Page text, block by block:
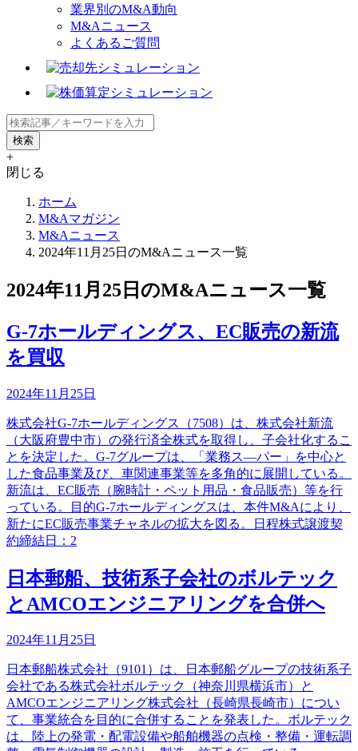
業界別のM&A動向
M&Aニュース
よくあるご質問
+
閉じる
ホーム
M&Aマガジン
M&Aニュース
2024年11月25日のM&Aニュース一覧
2024年11月25日のM&Aニュース一覧
G‐7ホールディングス、EC販売の新流
を買収
2024年11月25日
株式会社G‐7ホールディングス（7508）は、株式会社新流
（大阪府豊中市）の発行済全株式を取得し、子会社化するこ
とを決定した。G‐7グループは、「業務ス―パー」を中心と
した食品事業及び、車関連事業等を多角的に展開している。
新流は、EC販売（腕時計・ペット用品・食品販売）等を行
っている。目的G‐7ホールディングスは、本件M&Aにより、
新たにEC販売事業チャネルの拡大を図る。日程株式譲渡契
約締結日：2
日本郵船、技術系子会社のボルテック
とAMCOエンジニアリングを合併へ
2024年11月25日
日本郵船株式会社（9101）は、日本郵船グループの技術系子
会社である株式会社ボルテック（神奈川県横浜市）と
AMCOエンジニアリング株式会社（長崎県長崎市）につい
て、事業統合を目的に合併することを発表した。ボルテック
は、陸上の発電・配電設備や船舶機器の点検・整備・運転調